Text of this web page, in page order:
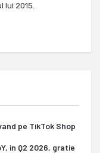
lui 2015.
pe TikTok Shop
in Q2 2026, gratie